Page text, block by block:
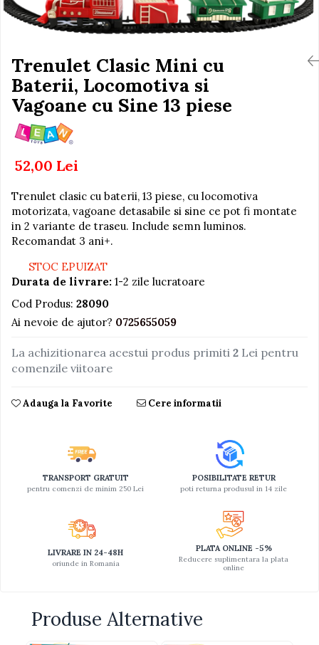
Jucarii de baie
Seturi de frumusete
Caluti balansoar
Interactive, educative si
muzicale
Figurine
Ateliere si unelte
Blocuri de constructie
Creative
De plus
Fotolii gonflabile
Jocuri sportive
Motociclete
Pistoale
Proiectoare
Saltelute si centre de activitati
Set Avioane si submarine
Seturi de doctor
Seturi de rufe
Trenulete
Ingrijire cosmetica mamici
Perioada Alaptarii
Perioada Sarcinii
Pompe de san
Sisteme De Purtare
Trenulet Clasic Mini cu
Baterii, Locomotiva si
Vagoane cu Sine 13 piese
52,00 Lei
Trenulet clasic cu baterii, 13 piese, cu locomotiva
motorizata, vagoane detasabile si sine ce pot fi montate
in 2 variante de traseu. Include semn luminos.
Recomandat 3 ani+.
STOC EPUIZAT
Durata de livrare: 1-2 zile lucratoare
Cod Produs: 28090
Ai nevoie de ajutor? 0725655059
La achizitionarea acestui produs primiti 2 Lei pentru
comenzile viitoare
Adauga la Favorite Cere informatii
TRANSPORT GRATUIT
pentru comenzi de minim 250 Lei
POSIBILITATE RETUR
poti returna produsul in 14 zile
LIVRARE IN 24-48H
oriunde in Romania
PLATA ONLINE -5%
Reducere suplimentara la plata
online
Produse Alternative